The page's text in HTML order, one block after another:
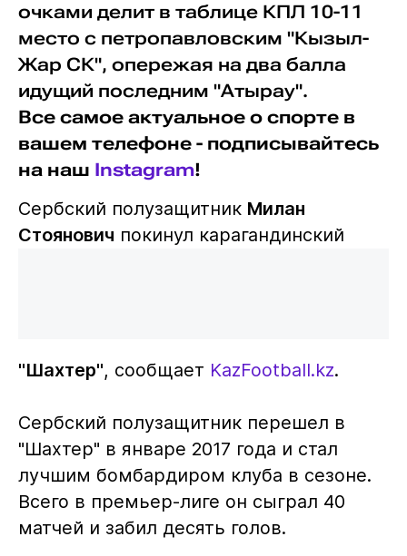
очками делит в таблице КПЛ 10-11
место с петропавловским "Кызыл-
Жар СК", опережая на два балла
идущий последним "Атырау".
Все самое актуальное о спорте в
вашем телефоне - подписывайтесь
на наш Instagram!
Сербский полузащитник Милан
Стоянович покинул карагандинский
"Шахтер", сообщает KazFootball.kz.
Сербский полузащитник перешел в
"Шахтер" в январе 2017 года и стал
лучшим бомбардиром клуба в сезоне.
Всего в премьер-лиге он сыграл 40
матчей и забил десять голов.